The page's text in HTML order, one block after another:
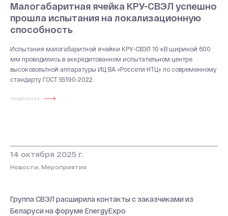
ПОДРОБНЕЕ
Малогабаритная ячейка КРУ-СВЭЛ успешно
прошла испытания на локализационную
способность
Испытания малогабаритной ячейки КРУ-СВЭЛ 10 кВ шириной 600
мм проводились в аккредитованном испытательном центре
высоковольтной аппаратуры ИЦ ВА «Россети НТЦ» по современному
стандарту ГОСТ 55190-2022.
14 октября 2025 г.
Новости, Мероприятия
Группа СВЭЛ расширила контакты с заказчиками из
Беларуси на форуме EnergyExpo